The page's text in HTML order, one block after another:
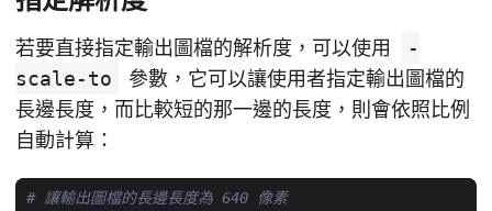
若要直接指定輸出圖檔的解析度，可以使用
-
scale-to
參數，它可以讓使用者指定輸出圖檔的
長邊長度，而比較短的那一邊的長度，則會依照比例
自動計算：
# 讓輸出圖檔的長邊長度為 640 像素